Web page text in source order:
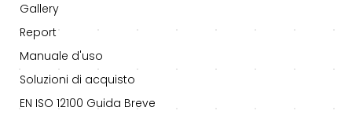
Gallery
Report
Manuale d'uso
Soluzioni di acquisto
EN ISO 12100 Guida Breve